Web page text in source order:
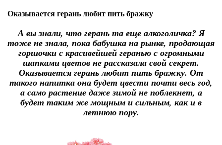
Оказывается герань любит пить бражку
А вы знали, что герань та еще алкоголичка? Я
тоже не знала, пока бабушка на рынке, продающая
горшочки с красивейшей геранью с огромными
шапками цветов не рассказала свой секрет.
Оказывается герань любит пить бражку. От
такого напитка она будет цвести почти весь год,
а само растение даже зимой не поблекнет, а
будет таким же мощным и сильным, как и в
летнюю пору.